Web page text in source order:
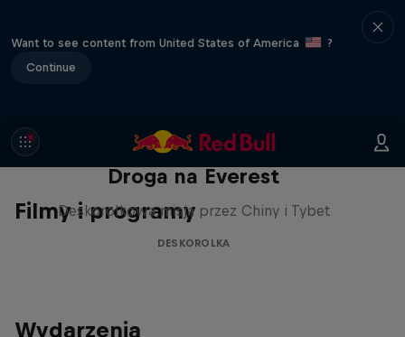
Want to see content from United States of America
?
Continue
Filmy i programy
Droga na Everest
Deskorolkowa misja przez Chiny i Tybet
DESKOROLKA
Wydarzenia